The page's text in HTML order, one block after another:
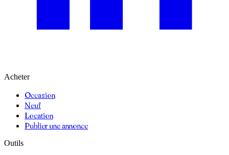
Acheter
Occasion
Neuf
Location
Publier une annonce
Outils